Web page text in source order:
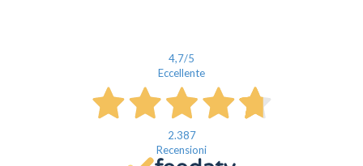
4,7/5
Eccellente
2.387
Recensioni